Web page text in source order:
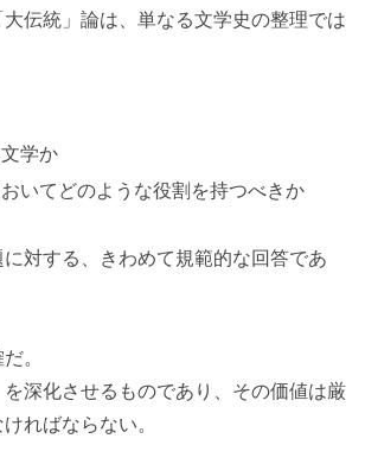
伝統」論は、単なる文学史の整理では
学か
いてどのような役割を持つべきか
対する、きわめて規範的な回答であ
。
深化させるものであり、その価値は厳
ればならない。